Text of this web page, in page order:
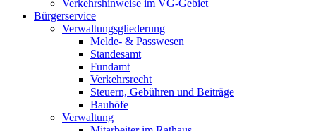
Verkehrshinweise im VG-Gebiet
Bürgerservice
Verwaltungsgliederung
Melde- & Passwesen
Standesamt
Fundamt
Verkehrsrecht
Steuern, Gebühren und Beiträge
Bauhöfe
Verwaltung